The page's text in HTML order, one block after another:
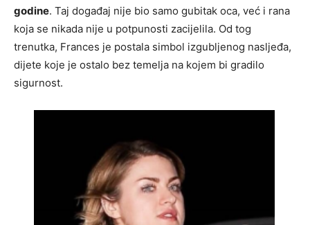
godine. Taj događaj nije bio samo gubitak oca, već i rana
koja se nikada nije u potpunosti zacijelila. Od tog
trenutka, Frances je postala simbol izgubljenog nasljeđa,
dijete koje je ostalo bez temelja na kojem bi gradilo
sigurnost.